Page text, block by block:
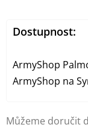
Můžeme doručit
Dostupnost:
ArmyShop
ArmyShop na